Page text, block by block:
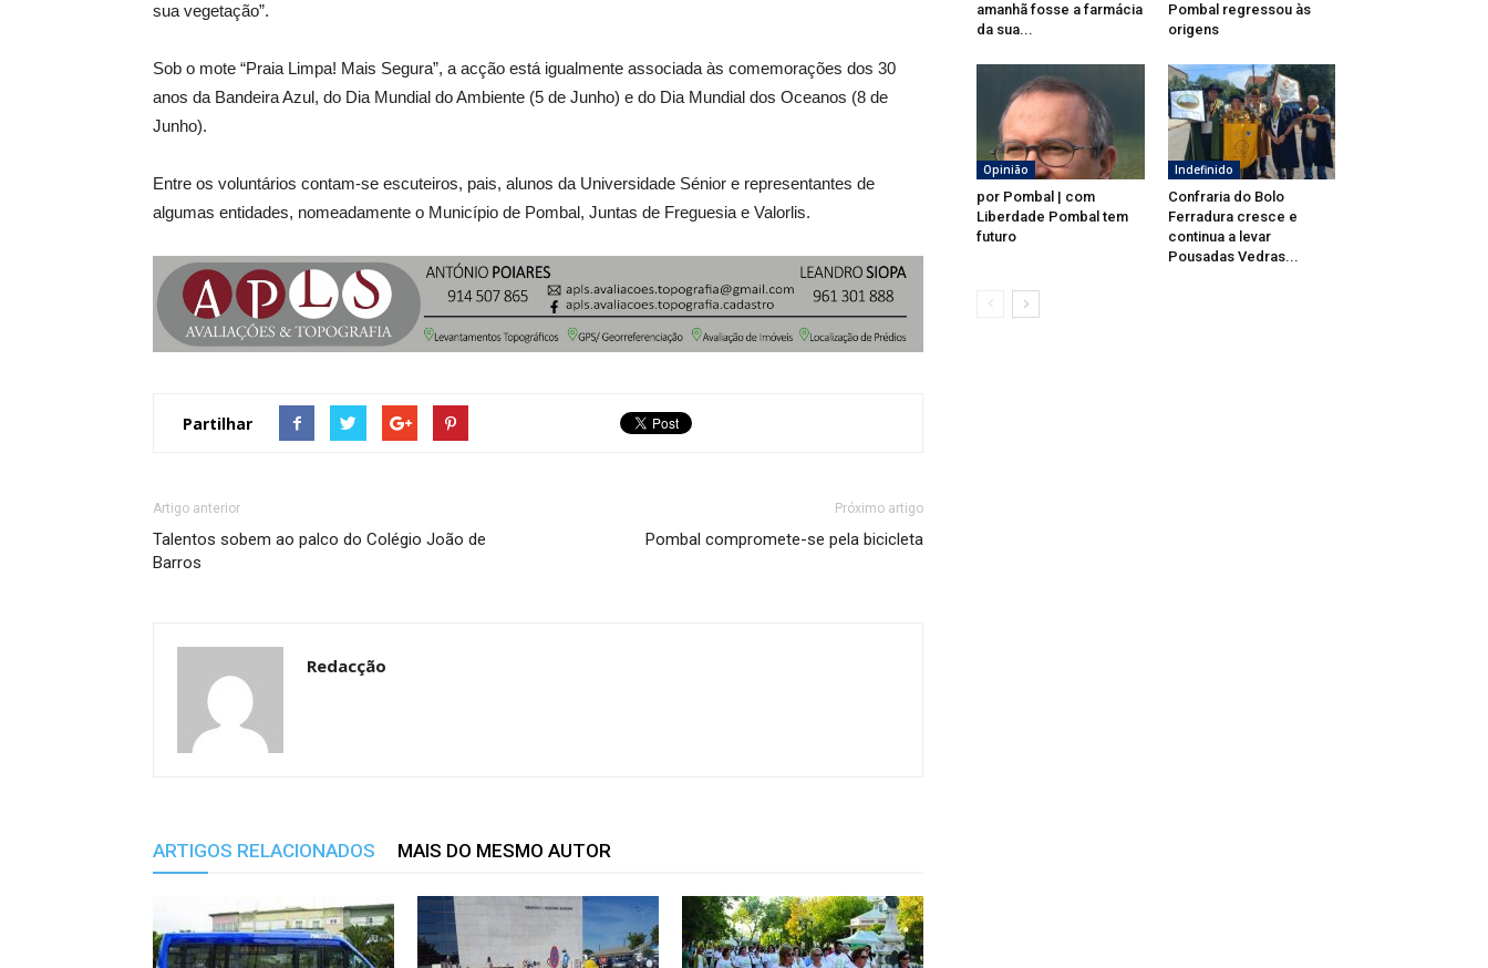
sua vegetação”.
Sob o mote “Praia Limpa! Mais Segura”, a acção está igualmente associada às comemorações dos 30
anos da Bandeira Azul, do Dia Mundial do Ambiente (5 de Junho) e do Dia Mundial dos Oceanos (8 de
Junho).
Entre os voluntários contam-se escuteiros, pais, alunos da Universidade Sénior e representantes de
algumas entidades, nomeadamente o Município de Pombal, Juntas de Freguesia e Valorlis.
Partilhar
Artigo anterior
Talentos sobem ao palco do Colégio João de
Barros
Próximo artigo
Pombal compromete-se pela bicicleta
Redacção
ARTIGOS RELACIONADOS MAIS DO MESMO AUTOR
amanhã fosse a farmácia
da sua...
Pombal regressou às
origens
Opinião
por Pombal | com
Liberdade Pombal tem
futuro
Indefinido
Confraria do Bolo
Ferradura cresce e
continua a levar
Pousadas Vedras...